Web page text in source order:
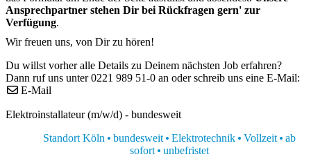
Ansprechpartner stehen Dir bei Rückfragen gern' zur
Verfügung.
Wir freuen uns, von Dir zu hören!
Du willst vorher alle Details zu Deinem nächsten Job erfahren?
Dann ruf uns unter 0221 989 51-0 an oder schreib uns eine E-Mail:
E-Mail
Elektroinstallateur (m/w/d) - bundesweit
Standort Köln
bundesweit Elektrotechnik Vollzeit
ab
sofort
unbefristet